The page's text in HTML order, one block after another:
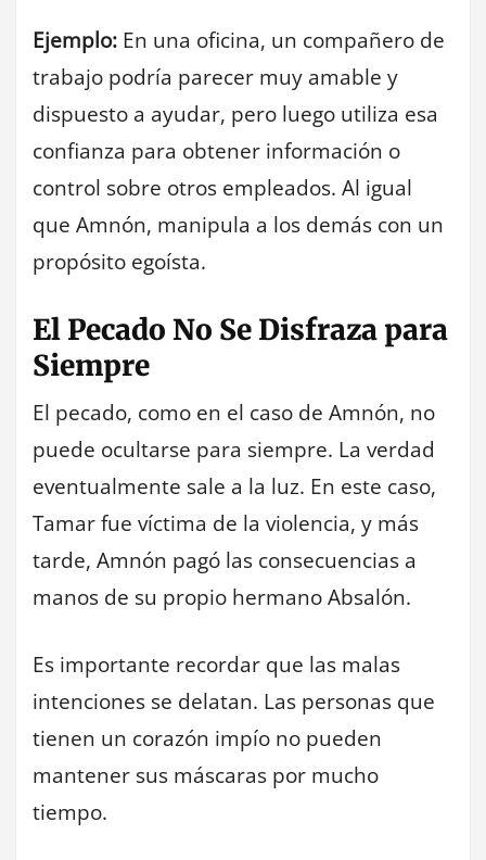
Ejemplo: En una oficina, un compañero de
trabajo podría parecer muy amable y
dispuesto a ayudar, pero luego utiliza esa
confianza para obtener información o
control sobre otros empleados. Al igual
que Amnón, manipula a los demás con un
propósito egoísta.
El Pecado No Se Disfraza para
Siempre
El pecado, como en el caso de Amnón, no
puede ocultarse para siempre. La verdad
eventualmente sale a la luz. En este caso,
Tamar fue víctima de la violencia, y más
tarde, Amnón pagó las consecuencias a
manos de su propio hermano Absalón.
Es importante recordar que las malas
intenciones se delatan. Las personas que
tienen un corazón impío no pueden
mantener sus máscaras por mucho
tiempo.